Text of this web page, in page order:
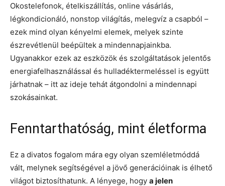
Okostelefonok, ételkiszállítás, online vásárlás,
légkondicionáló, nonstop világítás, melegvíz a csapból –
ezek mind olyan kényelmi elemek, melyek szinte
észrevétlenül beépültek a mindennapjainkba.
Ugyanakkor ezek az eszközök és szolgáltatások jelentős
energiafelhasználással és hulladéktermeléssel is együtt
járhatnak – itt az ideje tehát átgondolni a mindennapi
szokásainkat.
Fenntarthatóság, mint életforma
Ez a divatos fogalom mára egy olyan szemléletmóddá
vált, melynek segítségével a jövő generációinak is élhető
világot biztosíthatunk. A lényege, hogy a jelen